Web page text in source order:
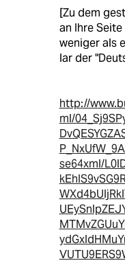
[Zu dem
an Ihre
weniger als
lar der
http://
ml/
se64xml/